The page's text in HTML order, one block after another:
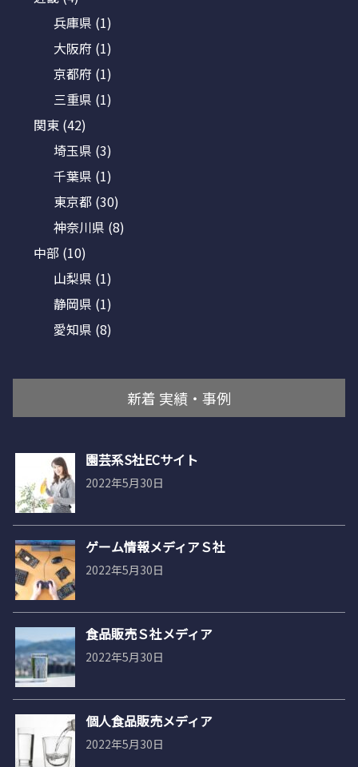
兵庫県 (1)
大阪府 (1)
京都府 (1)
三重県 (1)
関東 (42)
埼玉県 (3)
千葉県 (1)
東京都 (30)
神奈川県 (8)
中部 (10)
山梨県 (1)
静岡県 (1)
愛知県 (8)
新着 実績・事例
園芸系S社ECサイト
2022年5月30日
ゲーム情報メディアＳ社
2022年5月30日
食品販売Ｓ社メディア
2022年5月30日
個人食品販売メディア
2022年5月30日